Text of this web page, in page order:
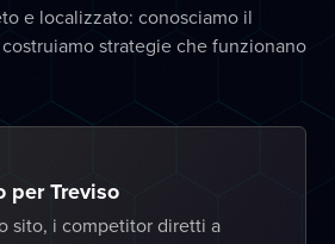
e localizzato: conosciamo il
strategie che funzionano
per Treviso
sito, i competitor diretti a